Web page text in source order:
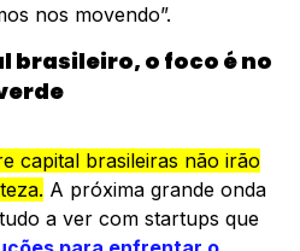
nos movendo”.
brasileiro, o foco é no
capital brasileiras não irão
A próxima grande onda
a ver com startups que